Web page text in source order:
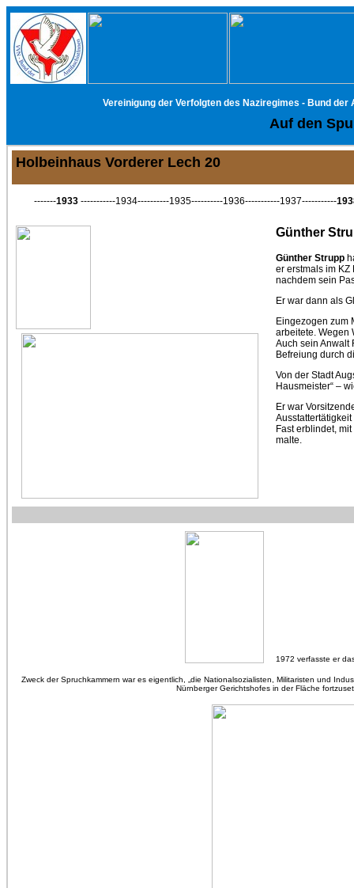
Vereinigung der Verfolgten des Naziregimes - Bund
Auf den
Holbeinhaus Vorderer Lech 20
-------1933-----------1934----------1935----------1936-----------1937-----------
Günther
Günther Strupp
er erstmals im
nachdem sein
Er war dann als
Eingezogen zum
arbeitete. Wegen
Auch sein Anwalt
Befreiung durch
Von der Stadt
Hausmeister“ –
Er war
Ausstattertätigkeit
Fast erblindet,
malte.
1972 verfasste er
Zweck der Spruchkammern war es eigentlich, „die Nationalsozialisten, Militaristen und
Nürnberger Gerichtshofes in der Fläche